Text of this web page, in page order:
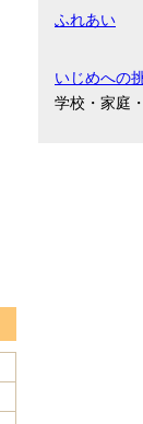
ふれあい
いじめへの
学校・家庭